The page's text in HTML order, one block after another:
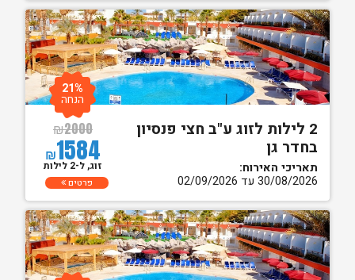
2 לילות לזוג ע"ב חצי פנסיון
בחדר גן
תאריכי האירוח:
30/08/2026 עד 02/09/2026
₪2000
₪1584
21%
הנחה
זוג, ל-2 לילות
פרטים